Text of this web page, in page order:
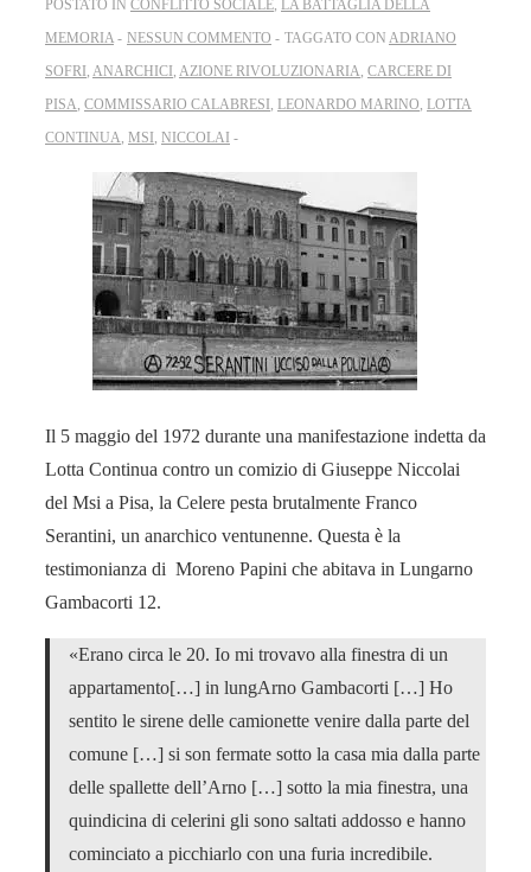
POSTATO IN CONFLITTO SOCIALE LA BATTAGLIA DELLA
MEMORIA
NESSUN COMMENTO TAGGATO CON ADRIANO
SOFRI ANARCHICI AZIONE RIVOLUZIONARIA CARCERE DI
PISA COMMISSARIO CALABRESI LEONARDO MARINO LOTTA
CONTINUA MSI NICCOLAI
Il 5 maggio del 1972 durante una manifestazione indetta da
Lotta Continua contro un comizio di Giuseppe Niccolai
del Msi a Pisa, la Celere pesta brutalmente Franco
Serantini, un anarchico ventunenne. Questa è la
testimonianza di Moreno Papini che abitava in Lungarno
Gambacorti 12.
«Erano circa le 20. Io mi trovavo alla finestra di un
appartamento[…] in lungArno Gambacorti […] Ho
sentito le sirene delle camionette venire dalla parte del
comune […] si son fermate sotto la casa mia dalla parte
delle spallette dell’Arno […] sotto la mia finestra, una
quindicina di celerini gli sono saltati addosso e hanno
cominciato a picchiarlo con una furia incredibile.